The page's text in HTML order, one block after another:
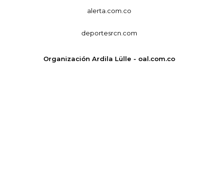
alerta.com.co
deportesrcn.com
Organización Ardila Lülle - oal.com.co